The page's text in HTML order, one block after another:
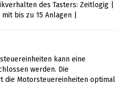
des Tasters: Zeitlogig |
bis zu 15 Anlagen |
kann eine
werden. Die
die Motorsteuereinheiten optimal